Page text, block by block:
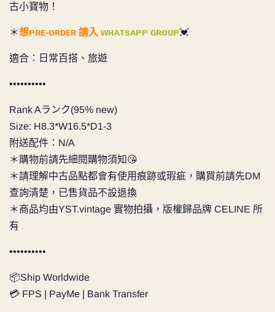
古小寶物！
＊想ᴘʀᴇ-ᴏʀᴅᴇʀ 請入 ᴡʜᴀᴛsᴀᴘᴘ ɢʀᴏᴜᴘ💓
適合：日常百搭、旅遊
••••••••••
Rank Aランク(95% new)
Size: H8.3*W16.5*D1-3
附送配件：N/A
＊購物前請先細閱購物須知😘
＊請理解中古品點都會有使用痕跡或瑕疵，購買前請先DM
查詢清楚，已售貨品不設退換
＊商品均由YST.vintage 實物拍攝，版權歸品牌 CELINE 所
有
••••••••••
📦Ship Worldwide
💳 FPS | PayMe | Bank Transfer